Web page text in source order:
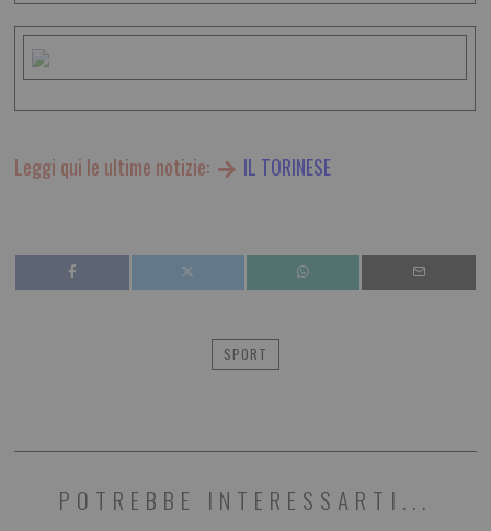
Leggi qui le ultime notizie: IL TORINESE
SPORT
POTREBBE INTERESSARTI...